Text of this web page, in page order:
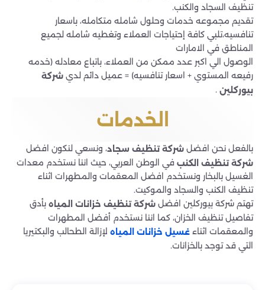
تنظيف السجاد والكنب.
تقديم مجموعه خدمات وحلول شامله متكامله، باسعار
تنافسيه،تلبي كافة إحتياجات العملاء وتغطيه شامله لجميع
المناطق في الامارات
الوصول الي اكبر عدد ممكن من العملاء، باتباع معادله (خدمه
رفيعه المستوي + اسعار تنافسيه) = عميل دائم لدي شركة
بيوركلين .
الخدمات
بالفعل نحن افضل شركة تنظيف سجاد، ونسعي لنكون افضل
شركة تنظيف الكنب في الوطن العربي، حيث اننا نستخدم معدات
الغسيل بالبخار ونستخدم افضل المعقمات والمطهرات اثناء
تنظيف الكنب والسجاد والموكيت.
تهتم شركة بيوركلين افضل شركة تنظيف خزانات المياه بأدق
تفاصيل تنظيف الخزان، كما اننا نستخدم أفضل المطهرات
والمعقمات اثناء غسيل خزانات المياه لإزالة الطحالب والبكتيريا
التي قد توجد بالخزانات.